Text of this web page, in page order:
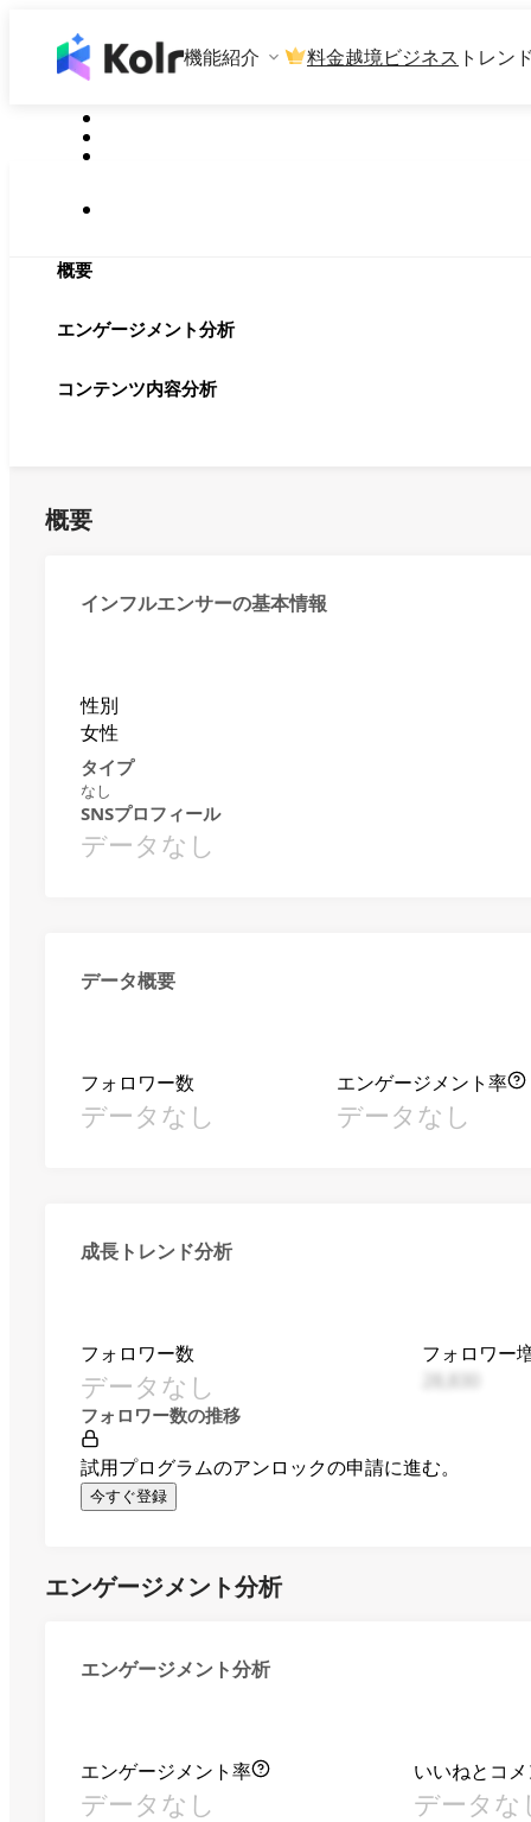
機能紹介 料金越境ビジネス トレン
概要
エンゲージメント分析
コンテンツ内容分析
概要
インフルエンサーの基本情報
性別
女性
タイプ
なし
SNSプロフィール
データなし
データ概要
フォロワー数
データなし
エンゲージメント率
データなし
成長トレンド分析
フォロワー数
データなし
フォロワー
フォロワー数の推移
試用プログラムのアンロックの申請に進む。
今すぐ登録
エンゲージメント分析
エンゲージメント分析
エンゲージメント率
データなし
いいねとコ
データな